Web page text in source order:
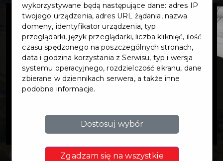
Projekt
przebudowy ul.
Orzeszkowej w
Pruszczu
Gdańskim
wykorzystywane będą następujące dane: adres IP
twojego urządzenia, adres URL żądania, nazwa
domeny, identyfikator urządzenia, typ
przeglądarki, język przeglądarki, liczba kliknięć, ilość
czasu spędzonego na poszczególnych stronach,
data i godzina korzystania z Serwisu, typ i wersja
systemu operacyjnego, rozdzielczość ekranu, dane
zbierane w dziennikach serwera, a także inne
podobne informacje.
Dostosuj wybór
Zgadzam się na wszystkie